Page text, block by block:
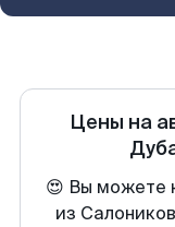
Цены на
😍 Вы можете
из